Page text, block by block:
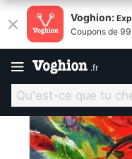
Voghion:
Coupons de
.fr